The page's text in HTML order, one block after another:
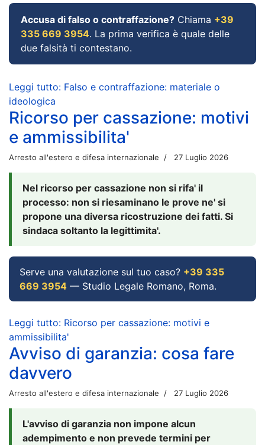
Accusa di falso o contraffazione? Chiama +39
335 669 3954. La prima verifica è quale delle
due falsità ti contestano.
Leggi tutto: Falso e contraffazione: materiale o
ideologica
Ricorso per cassazione: motivi
e ammissibilita'
Arresto all'estero e difesa internazionale 27 Luglio 2026
Nel ricorso per cassazione non si rifa' il
processo: non si riesaminano le prove ne' si
propone una diversa ricostruzione dei fatti. Si
sindaca soltanto la legittimita'.
Serve una valutazione sul tuo caso? +39 335
669 3954 — Studio Legale Romano, Roma.
Leggi tutto: Ricorso per cassazione: motivi e
ammissibilita'
Avviso di garanzia: cosa fare
davvero
Arresto all'estero e difesa internazionale 27 Luglio 2026
L'avviso di garanzia non impone alcun
adempimento e non prevede termini per